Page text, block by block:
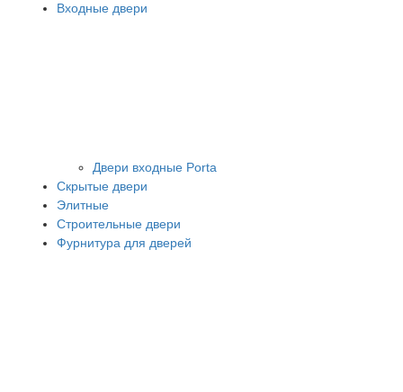
Входные двери
Двери входные Porta
Скрытые двери
Элитные
Строительные двери
Фурнитура для дверей